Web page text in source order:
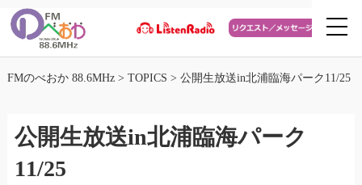
FMのべおか 88.6MHz> TOPICS > 公開生放送in北浦臨海パーク11/25
公開生放送in北浦臨海パーク
11/25